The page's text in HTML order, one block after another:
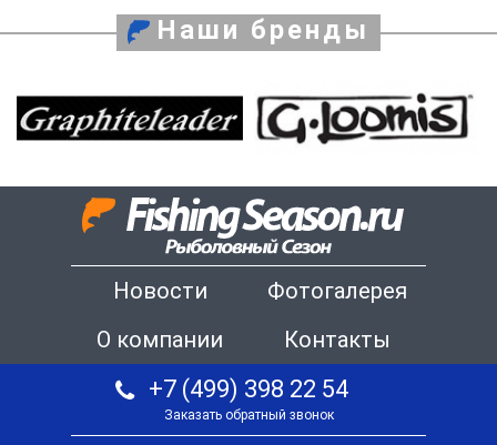
Наши бренды
Новости
Фотогалерея
О компании
Контакты
+7 (499) 398 22 54
Заказать обратный звонок